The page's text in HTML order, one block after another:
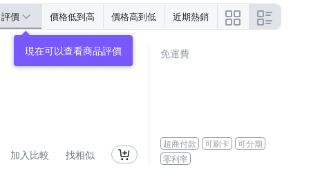
評價 價格低到高 價格高到低 近期熱銷
現在可以查看商品評價
加入比較 找相似
免運費
超商付款 可刷卡
可分期
零利率